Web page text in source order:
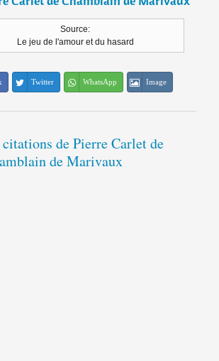
Source:
Le jeu de l'amour et du hasard
Twitter WhatsApp Image
citations de Pierre Carlet de
de Marivaux